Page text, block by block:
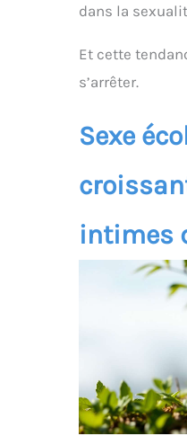
dans la
Et cette
s’arrêter.
Sexe
intimes